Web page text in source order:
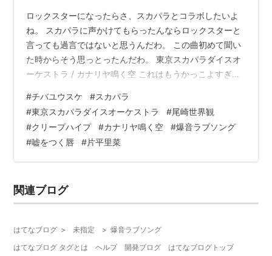
ロックスターになったらさ、スカパラとコラボしたいよ
ね。 スカパラに声かけてもらったんならロックスターと
言っても過言ではないと思うんだわ。 この曲初めて聞い
た時からそう思っとったんだわ。 東京スカパラダイスオ
ーケストラ / カナリヤ鳴く空 これはもうかっこよすぎる
たから余計びっくりしたわ。 スカパラをもっと好きにな
った曲だわ。 嘘をつく唇 feat.片平里菜/ TOKYO SKA
PARADISE ORCHESTRA -short ver- これもイントロから
でらいい。 スカってサビを盛り上げるのが難しいからこ
んなに表情ある曲やってみたい。 途…
#チバユウスケ #スカパラ
#東京スカパラダイスオーケストラ #尾崎世界観
#クリープハイプ #カナリヤ鳴く空 #爆音ラブソング
#嘘をつく唇 #片平里菜
関連ブログ
はてなブログ > 未指定 > 爆音ラブソング
はてなブログ タグとは
ヘルプ 開発ブログ はてなブログトップ